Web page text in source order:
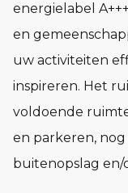
energielabel
en
uw activiteiten
inspireren. Het
voldoende
en parkeren,
buitenopslag en/